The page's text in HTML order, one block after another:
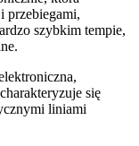
przebiegami,
szybkim tempie,
się
liniami